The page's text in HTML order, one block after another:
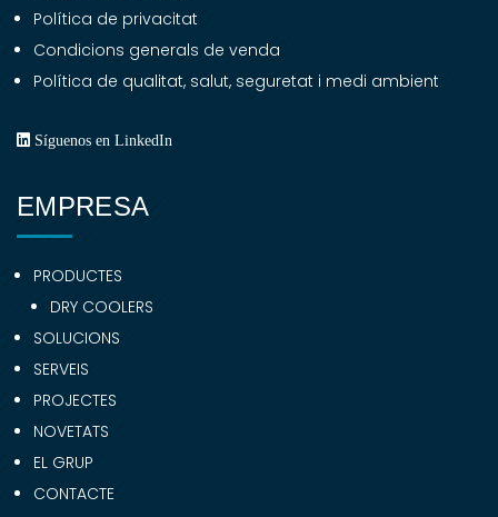
Política de privacitat
Condicions generals de venda
Política de qualitat, salut, seguretat i medi ambient
Síguenos en LinkedIn
EMPRESA
PRODUCTES
DRY COOLERS
SOLUCIONS
SERVEIS
PROJECTES
NOVETATS
EL GRUP
CONTACTE